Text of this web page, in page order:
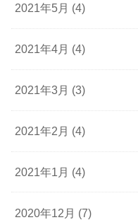
2021年5月 (4)
2021年4月 (4)
2021年3月 (3)
2021年2月 (4)
2021年1月 (4)
2020年12月 (7)